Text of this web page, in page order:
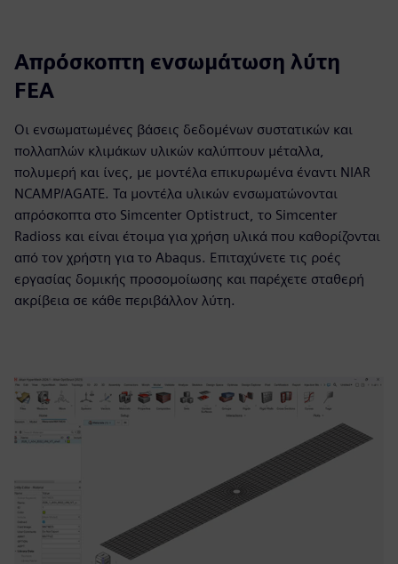
Απρόσκοπτη ενσωμάτωση λύτη
FEA
Οι ενσωματωμένες βάσεις δεδομένων συστατικών και
πολλαπλών κλιμάκων υλικών καλύπτουν μέταλλα,
πολυμερή και ίνες, με μοντέλα επικυρωμένα έναντι NIAR
NCAMP/AGATE. Τα μοντέλα υλικών ενσωματώνονται
απρόσκοπτα στο Simcenter Optistruct, το Simcenter
Radioss και είναι έτοιμα για χρήση υλικά που καθορίζονται
από τον χρήστη για το Abaqus. Επιταχύνετε τις ροές
εργασίας δομικής προσομοίωσης και παρέχετε σταθερή
ακρίβεια σε κάθε περιβάλλον λύτη.